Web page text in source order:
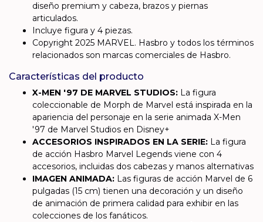
diseño premium y cabeza, brazos y piernas
articulados.
Incluye figura y 4 piezas.
Copyright 2025 MARVEL. Hasbro y todos los términos
relacionados son marcas comerciales de Hasbro.
Características del producto
X-MEN '97 DE MARVEL STUDIOS: La figura
coleccionable de Morph de Marvel está inspirada en la
apariencia del personaje en la serie animada X-Men
'97 de Marvel Studios en Disney+
ACCESORIOS INSPIRADOS EN LA SERIE: La figura
de acción Hasbro Marvel Legends viene con 4
accesorios, incluidas dos cabezas y manos alternativas
IMAGEN ANIMADA: Las figuras de acción Marvel de 6
pulgadas (15 cm) tienen una decoración y un diseño
de animación de primera calidad para exhibir en las
colecciones de los fanáticos.